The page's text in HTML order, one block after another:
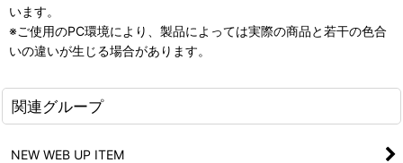
います。
※ご使用のPC環境により、製品によっては実際の商品と若干の色合
いの違いが生じる場合があります。
関連グループ
NEW WEB UP ITEM